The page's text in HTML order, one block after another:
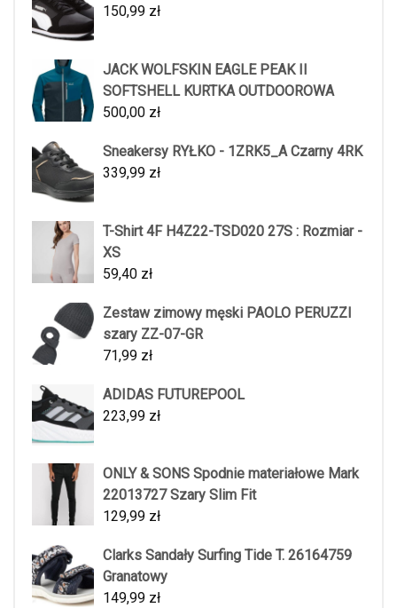
150,99 zł
JACK WOLFSKIN EAGLE PEAK II
SOFTSHELL KURTKA OUTDOOROWA
500,00 zł
Sneakersy RYŁKO - 1ZRK5_A Czarny 4RK
339,99 zł
T-Shirt 4F H4Z22-TSD020 27S : Rozmiar -
XS
59,40 zł
Zestaw zimowy męski PAOLO PERUZZI
szary ZZ-07-GR
71,99 zł
ADIDAS FUTUREPOOL
223,99 zł
ONLY & SONS Spodnie materiałowe Mark
22013727 Szary Slim Fit
129,99 zł
Clarks Sandały Surfing Tide T. 26164759
Granatowy
149,99 zł